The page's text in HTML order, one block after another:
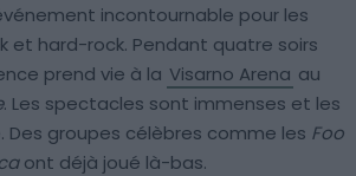
incontournable pour les
et hard-rock. Pendant quatre soirs
prend vie à la Visarno Arena au
. Les spectacles sont immenses et les
groupes célèbres comme les Foo
ont déjà joué là-bas.